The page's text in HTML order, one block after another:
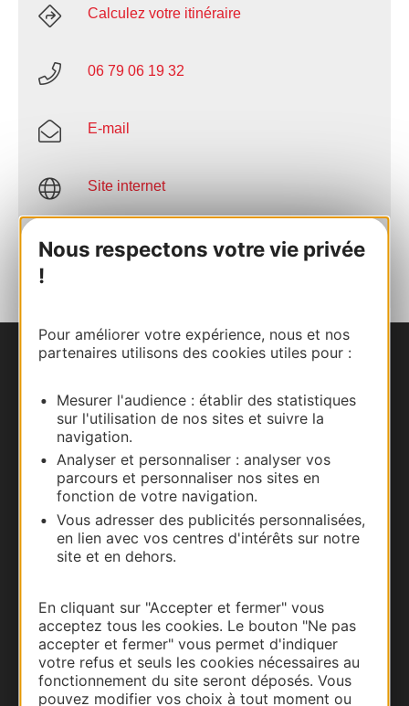
Nous respectons votre vie privée
!
Pour améliorer votre expérience, nous et nos
partenaires utilisons des cookies utiles pour :
Mesurer l'audience : établir des statistiques
sur l'utilisation de nos sites et suivre la
navigation.
Analyser et personnaliser : analyser vos
parcours et personnaliser nos sites en
fonction de votre navigation.
Vous adresser des publicités personnalisées,
en lien avec vos centres d'intérêts sur notre
site et en dehors.
En cliquant sur "Accepter et fermer" vous
acceptez tous les cookies. Le bouton "Ne pas
accepter et fermer" vous permet d'indiquer
votre refus et seuls les cookies nécessaires au
fonctionnement du site seront déposés. Vous
pouvez modifier vos choix à tout moment ou
Calculez votre itinéraire
06 79 06 19 32
E-mail
Site internet
AU CARNET
Carte interactive
Documentation
Thermalisme